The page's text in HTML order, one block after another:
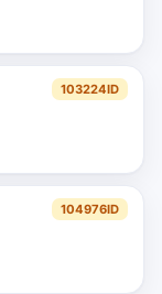
103224ID
104976ID